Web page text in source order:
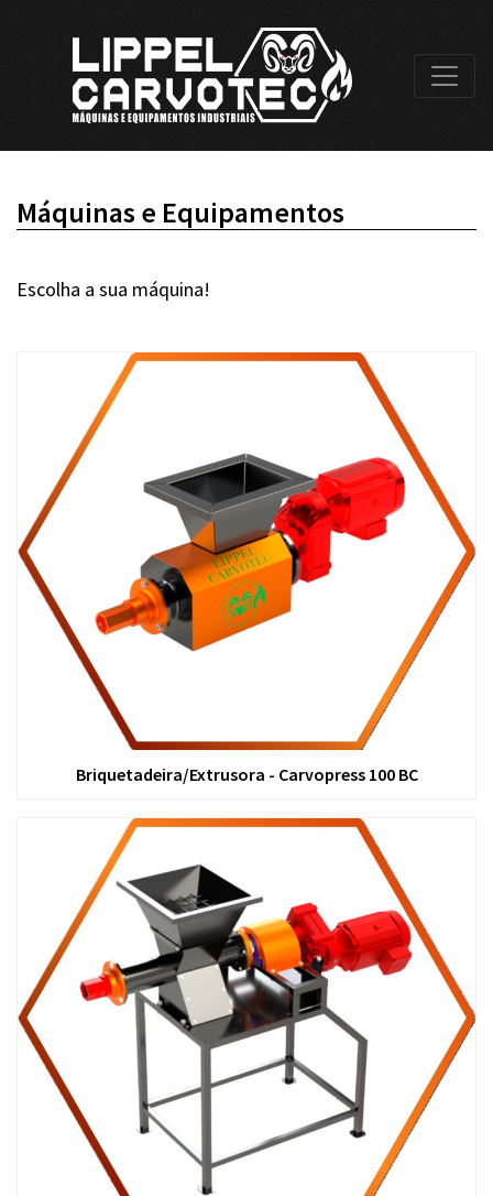
Máquinas e Equipamentos
Escolha a sua máquina!
Briquetadeira/Extrusora - Carvopress 100 BC